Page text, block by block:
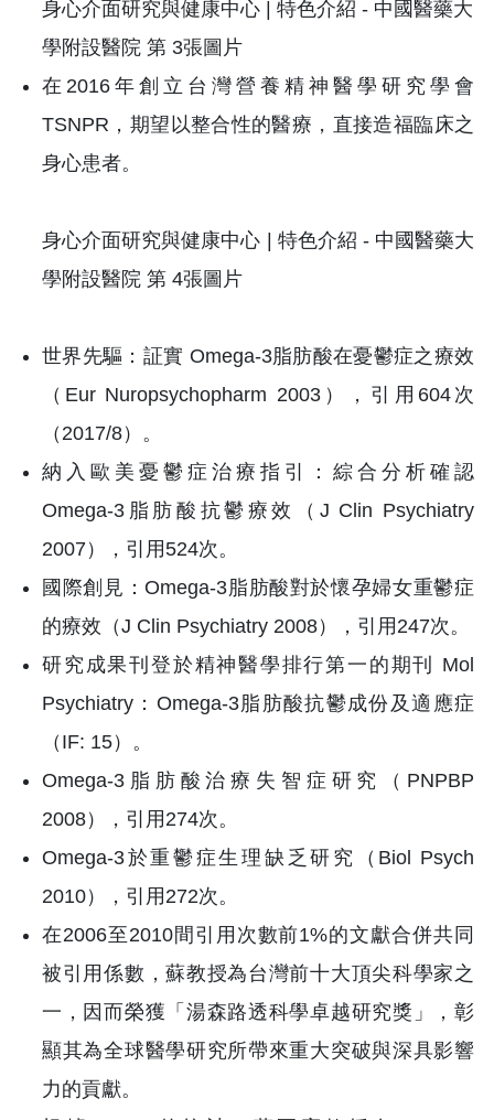
在2016年創立台灣營養精神醫學研究學會
TSNPR，期望以整合性的醫療，直接造福臨床之
身心患者。
世界先驅：証實 Omega-3脂肪酸在憂鬱症之療效
（Eur Nuropsychopharm 2003），引用604次
（2017/8）。
納入歐美憂鬱症治療指引：綜合分析確認
Omega-3脂肪酸抗鬱療效（J Clin Psychiatry
2007），引用524次。
國際創見：Omega-3脂肪酸對於懷孕婦女重鬱症
的療效（J Clin Psychiatry 2008），引用247次。
研究成果刊登於精神醫學排行第一的期刊 Mol
Psychiatry：Omega-3脂肪酸抗鬱成份及適應症
（IF: 15）。
Omega-3脂肪酸治療失智症研究（PNPBP
2008），引用274次。
Omega-3於重鬱症生理缺乏研究（Biol Psych
2010），引用272次。
在2006至2010間引用次數前1%的文獻合併共同
被引用係數，蘇教授為台灣前十大頂尖科學家之
一，因而榮獲「湯森路透科學卓越研究獎」，彰
顯其為全球醫學研究所帶來重大突破與深具影響
力的貢獻。